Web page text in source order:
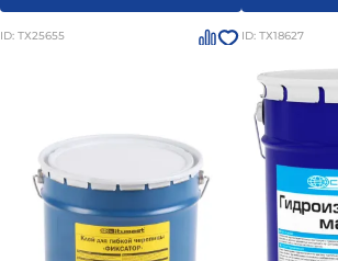
ID: ТХ25655 ID: ТХ18627